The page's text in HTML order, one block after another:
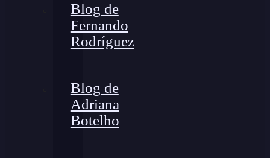
Blog de
Fernando
Rodríguez
Blog de
Adriana
Botelho